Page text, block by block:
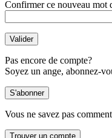
Confirmer ce nouveau mot
Pas encore de compte?
Soyez un ange, abonnez-
Vous ne savez pas